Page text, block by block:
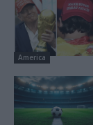
America